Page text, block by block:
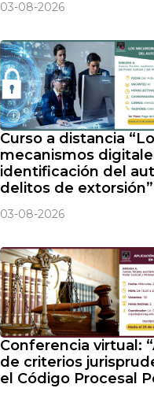
03-08-2026
Curso a distancia
mecanismos
identificación del
delitos de extorsión”
03-08-2026
Conferencia virtual:
de criterios
el Código Procesal